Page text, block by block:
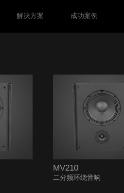
解决方案 成功案例
MV210
二分频环绕音响